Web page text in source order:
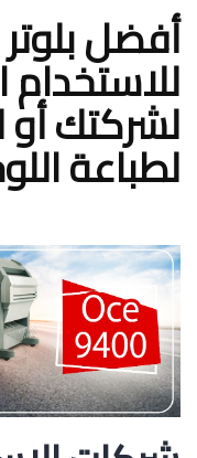
أفضل
لشركتك
لطباعة